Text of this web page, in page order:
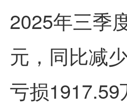
2025年三季
元，同比减
亏损